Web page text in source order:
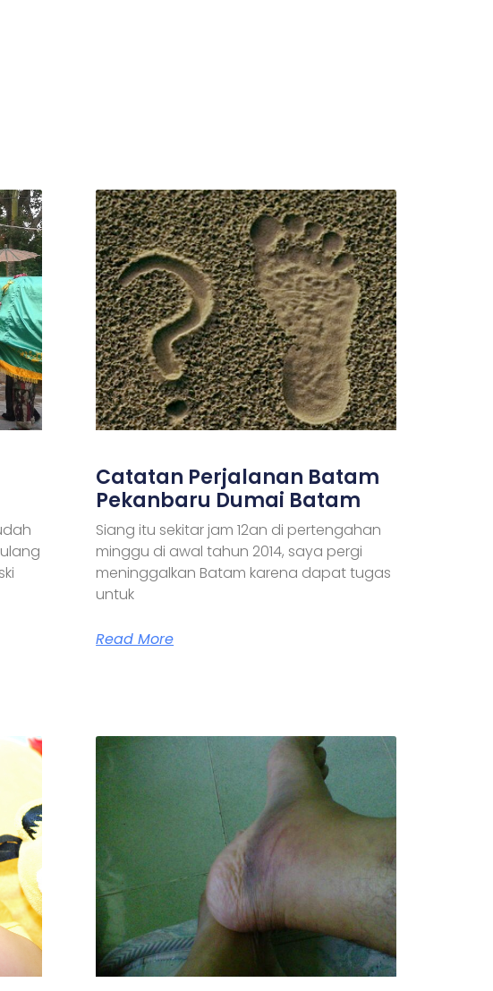
Catatan Perjalanan Batam
Pekanbaru Dumai Batam
Siang itu sekitar jam 12an di pertengahan
minggu di awal tahun 2014, saya pergi
meninggalkan Batam karena dapat tugas
untuk
Read More